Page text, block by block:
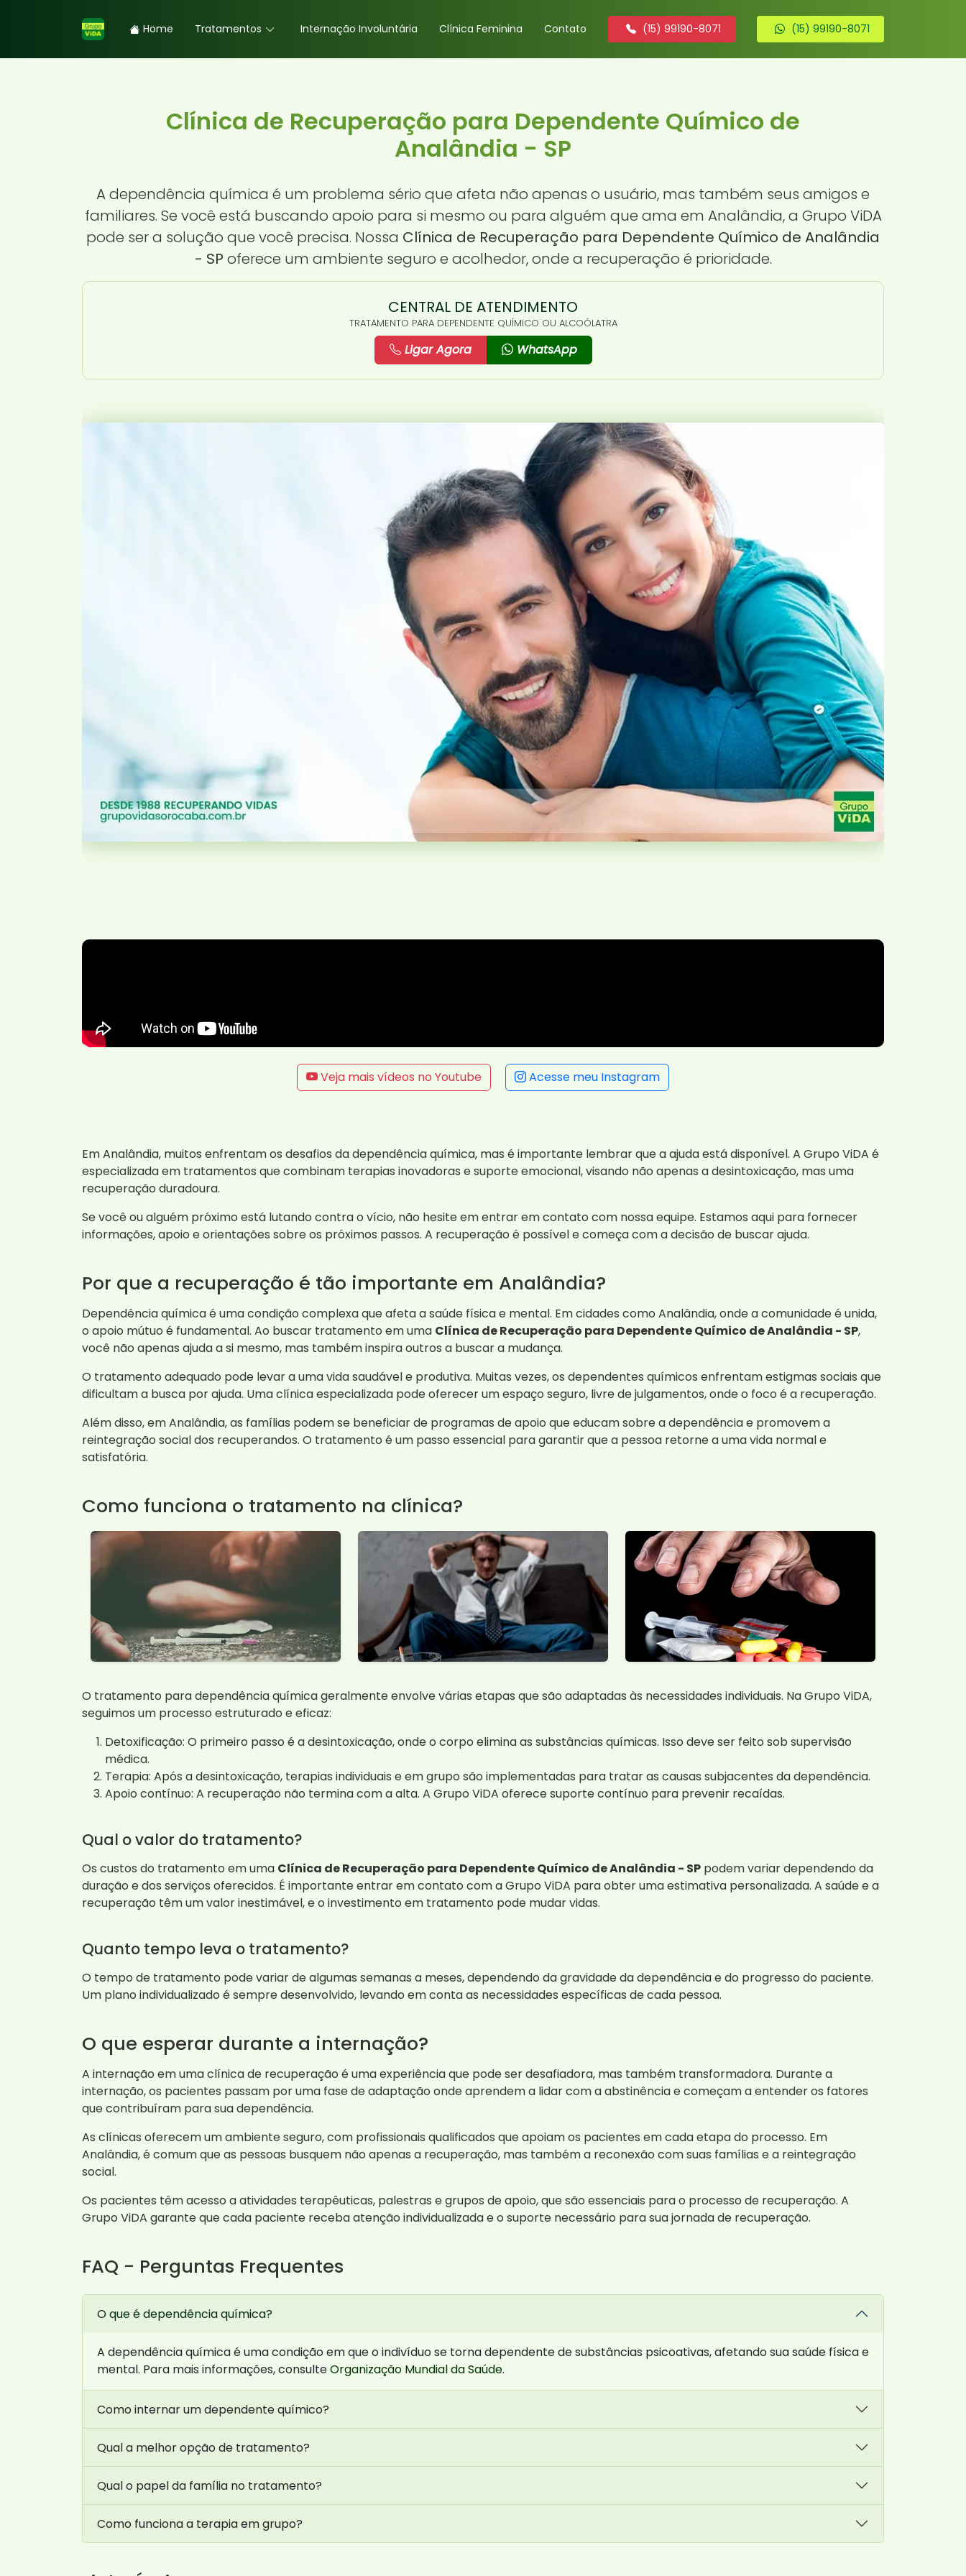
Home Tratamentos Internação Involuntária Clínica Feminina Contato (15) 99190-8071 (15) 99190-8071
Clínica de Recuperação para Dependente Químico de
Analândia - SP
A dependência química é um problema sério que afeta não apenas o usuário, mas também seus amigos e
familiares. Se você está buscando apoio para si mesmo ou para alguém que ama em Analândia, a Grupo ViDA
pode ser a solução que você precisa. Nossa Clínica de Recuperação para Dependente Químico de Analândia
- SP oferece um ambiente seguro e acolhedor, onde a recuperação é prioridade.
CENTRAL DE ATENDIMENTO
TRATAMENTO PARA DEPENDENTE QUÍMICO OU ALCOÓLATRA
Ligar Agora WhatsApp
Veja mais vídeos no Youtube Acesse meu Instagram
Em Analândia, muitos enfrentam os desafios da dependência química, mas é importante lembrar que a ajuda está disponível. A Grupo ViDA é
especializada em tratamentos que combinam terapias inovadoras e suporte emocional, visando não apenas a desintoxicação, mas uma
recuperação duradoura.
Se você ou alguém próximo está lutando contra o vício, não hesite em entrar em contato com nossa equipe. Estamos aqui para fornecer
informações, apoio e orientações sobre os próximos passos. A recuperação é possível e começa com a decisão de buscar ajuda.
Por que a recuperação é tão importante em Analândia?
Dependência química é uma condição complexa que afeta a saúde física e mental. Em cidades como Analândia, onde a comunidade é unida,
o apoio mútuo é fundamental. Ao buscar tratamento em uma Clínica de Recuperação para Dependente Químico de Analândia - SP,
você não apenas ajuda a si mesmo, mas também inspira outros a buscar a mudança.
O tratamento adequado pode levar a uma vida saudável e produtiva. Muitas vezes, os dependentes químicos enfrentam estigmas sociais que
dificultam a busca por ajuda. Uma clínica especializada pode oferecer um espaço seguro, livre de julgamentos, onde o foco é a recuperação.
Além disso, em Analândia, as famílias podem se beneficiar de programas de apoio que educam sobre a dependência e promovem a
reintegração social dos recuperandos. O tratamento é um passo essencial para garantir que a pessoa retorne a uma vida normal e
satisfatória.
Como funciona o tratamento na clínica?
O tratamento para dependência química geralmente envolve várias etapas que são adaptadas às necessidades individuais. Na Grupo ViDA,
seguimos um processo estruturado e eficaz:
Detoxificação: O primeiro passo é a desintoxicação, onde o corpo elimina as substâncias químicas. Isso deve ser feito sob supervisão
médica.
Terapia: Após a desintoxicação, terapias individuais e em grupo são implementadas para tratar as causas subjacentes da dependência.
Apoio contínuo: A recuperação não termina com a alta. A Grupo ViDA oferece suporte contínuo para prevenir recaídas.
Qual o valor do tratamento?
Os custos do tratamento em uma Clínica de Recuperação para Dependente Químico de Analândia - SP podem variar dependendo da
duração e dos serviços oferecidos. É importante entrar em contato com a Grupo ViDA para obter uma estimativa personalizada. A saúde e a
recuperação têm um valor inestimável, e o investimento em tratamento pode mudar vidas.
Quanto tempo leva o tratamento?
O tempo de tratamento pode variar de algumas semanas a meses, dependendo da gravidade da dependência e do progresso do paciente.
Um plano individualizado é sempre desenvolvido, levando em conta as necessidades específicas de cada pessoa.
O que esperar durante a internação?
A internação em uma clínica de recuperação é uma experiência que pode ser desafiadora, mas também transformadora. Durante a
internação, os pacientes passam por uma fase de adaptação onde aprendem a lidar com a abstinência e começam a entender os fatores
que contribuíram para sua dependência.
As clínicas oferecem um ambiente seguro, com profissionais qualificados que apoiam os pacientes em cada etapa do processo. Em
Analândia, é comum que as pessoas busquem não apenas a recuperação, mas também a reconexão com suas famílias e a reintegração
social.
Os pacientes têm acesso a atividades terapêuticas, palestras e grupos de apoio, que são essenciais para o processo de recuperação. A
Grupo ViDA garante que cada paciente receba atenção individualizada e o suporte necessário para sua jornada de recuperação.
FAQ - Perguntas Frequentes
O que é dependência química?
A dependência química é uma condição em que o indivíduo se torna dependente de substâncias psicoativas, afetando sua saúde física e
mental. Para mais informações, consulteOrganização Mundial da Saúde.
Como internar um dependente químico?
Qual a melhor opção de tratamento?
Qual o papel da família no tratamento?
Como funciona a terapia em grupo?